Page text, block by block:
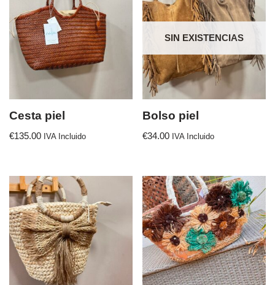
Cesta piel
€135.00 IVA Incluido
SIN EXISTENCIAS
Bolso piel
€34.00 IVA Incluido